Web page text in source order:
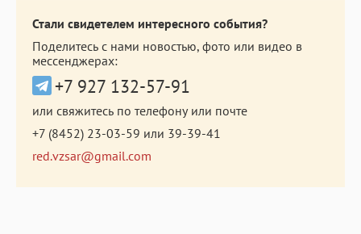
Стали свидетелем интересного события?
Поделитесь с нами новостью, фото или видео в
мессенджерах:
+7 927 132-57-91
или свяжитесь по телефону или почте
+7 (8452) 23-03-59 или 39-39-41
red.vzsar@gmail.com